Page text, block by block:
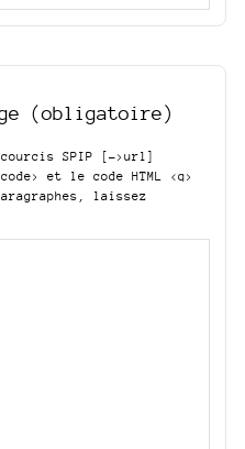
(obligatoire)
SPIP
[->url]
et le code HTML <q>
laissez